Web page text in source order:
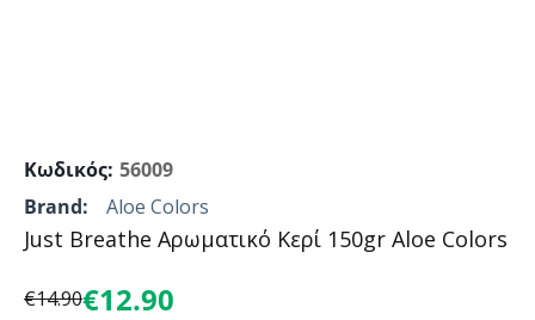
Just Breathe Αρωματικό Κερί 150gr Aloe Colors
Brand: Aloe Colors
€14.90€12.90
Κωδικός: 56009